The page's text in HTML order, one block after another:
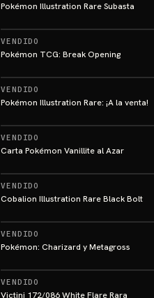
Pokémon Illustration Rare Subasta
VENDIDO
Pokémon TCG: Break Opening
VENDIDO
Pokémon Illustration Rare: ¡A la venta!
VENDIDO
Carta Pokémon Vanillite al Azar
VENDIDO
Cobalion Illustration Rare Black Bolt
VENDIDO
Pokémon: Charizard y Metagross
VENDIDO
Victini 172/086 White Flare Rara